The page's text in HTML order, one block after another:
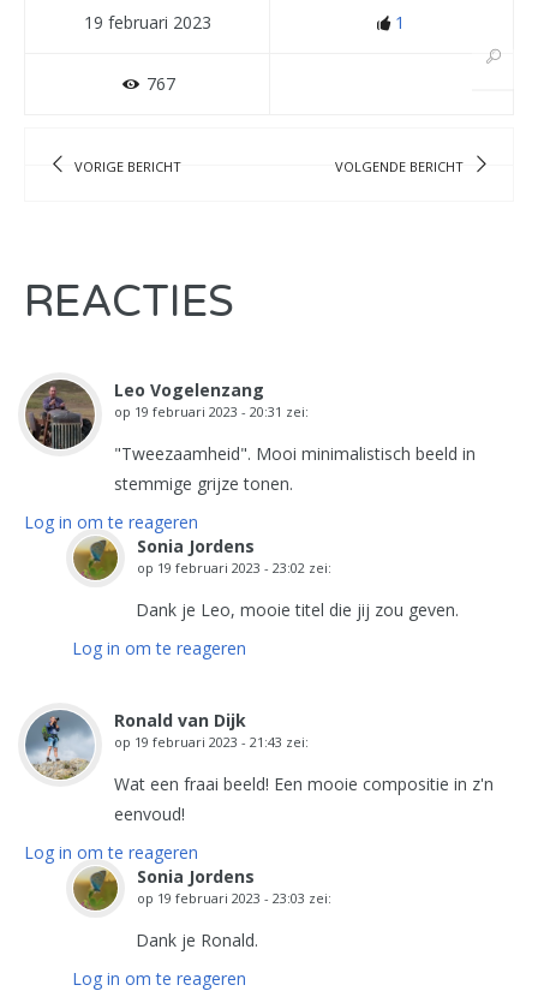
19 februari 2023 1
767
VORIGE BERICHT VOLGENDE BERICHT
REACTIES
Leo Vogelenzang
op 19 februari 2023 - 20:31 zei:
"Tweezaamheid". Mooi minimalistisch beeld in
stemmige grijze tonen.
Log in om te reageren
Sonia Jordens
op 19 februari 2023 - 23:02 zei:
Dank je Leo, mooie titel die jij zou geven.
Log in om te reageren
Ronald van Dijk
op 19 februari 2023 - 21:43 zei:
Wat een fraai beeld! Een mooie compositie in z'n
eenvoud!
Log in om te reageren
Sonia Jordens
op 19 februari 2023 - 23:03 zei:
Dank je Ronald.
Log in om te reageren